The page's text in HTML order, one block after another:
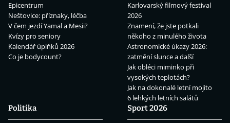
Epicentrum
Neštovice: příznaky, léčba
V čem jezdí Yamal a Mesii?
Kvízy pro seniory
Kalendář úplňků 2026
Co je bodycount?
Karlovarský filmový festival
2026
Znamení, že jste potkali
někoho z minulého života
Astronomické úkazy 2026:
zatmění slunce a další
Jak obléci miminko při
vysokých teplotách?
Jak na dokonalé letní mojito
6 lehkých letních salátů
Politika
Sport 2026